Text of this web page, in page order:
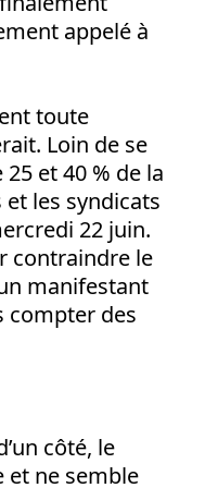
appelé à
toute
Loin de se
et 40 % de la
les syndicats
22 juin.
contraindre le
manifestant
compter des
côté, le
et ne semble